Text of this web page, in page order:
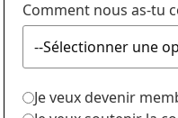
Comment nous as-tu
Je veux devenir